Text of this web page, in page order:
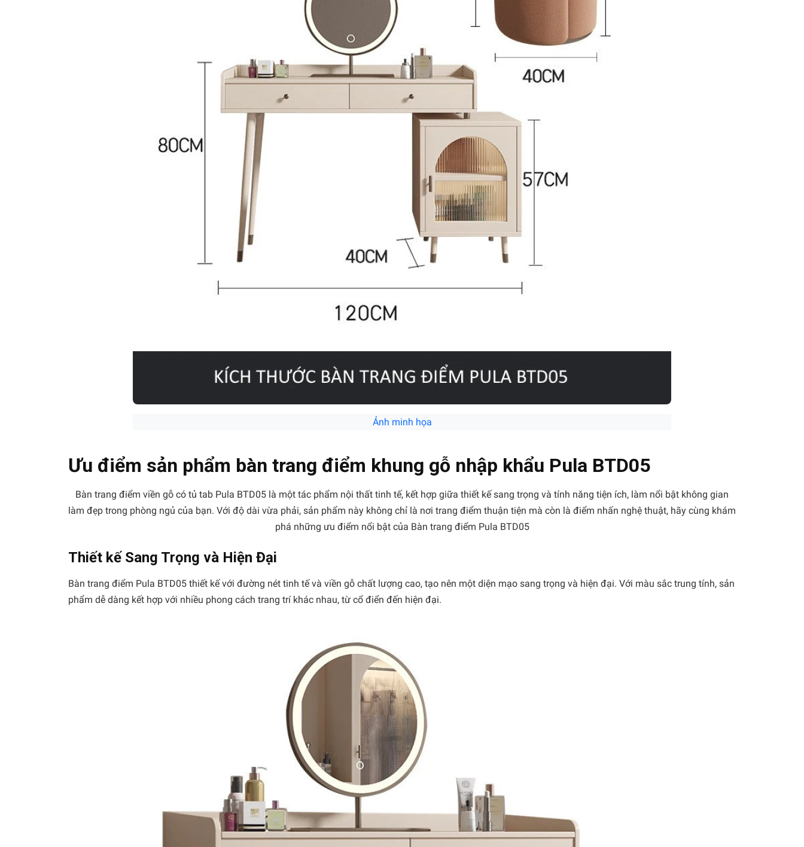
Ảnh minh họa
Ưu điểm sản phẩm bàn trang điểm khung gỗ nhập khẩu Pula BTD05
Bàn trang điểm viền gỗ có tủ tab Pula BTD05 là một tác phẩm nội thất tinh tế, kết hợp giữa thiết kế sang trọng và tính năng tiện ích, làm nổi bật không gian
làm đẹp trong phòng ngủ của bạn. Với độ dài vừa phải, sản phẩm này không chỉ là nơi trang điểm thuận tiện mà còn là điểm nhấn nghệ thuật, hãy cùng khám
phá những ưu điểm nổi bật của Bàn trang điểm Pula BTD05
Thiết kế Sang Trọng và Hiện Đại
Bàn trang điểm Pula BTD05 thiết kế với đường nét tinh tế và viền gỗ chất lượng cao, tạo nên một diện mạo sang trọng và hiện đại. Với màu sắc trung tính, sản
phẩm dễ dàng kết hợp với nhiều phong cách trang trí khác nhau, từ cổ điển đến hiện đại.